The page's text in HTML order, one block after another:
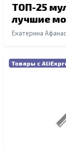
ТОП-25
лучшие
Екатерина
Товары с